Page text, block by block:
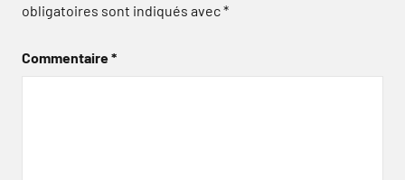
obligatoires sont indiqués avec*
Commentaire*